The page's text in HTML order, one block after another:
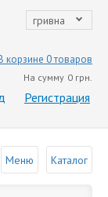
гривна
корзине 0 товаров
На сумму 0 грн.
Регистрация
Меню Каталог